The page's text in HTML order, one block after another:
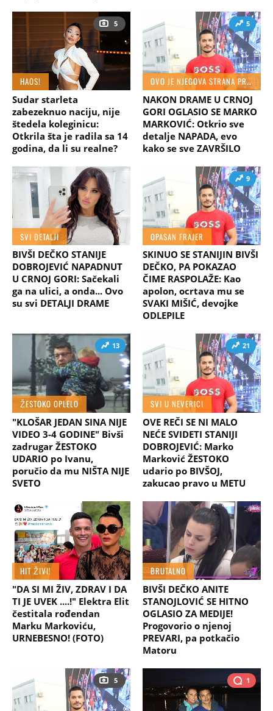
5
HAOS!
Sudar starleta
zabezeknuo naciju, nije
štedela koleginicu:
Otkrila šta je radila sa 14
godina, da li su realne?
5
OVO JE NJEGOVA STRANA PRIČE
NAKON DRAME U CRNOJ
GORI OGLASIO SE MARKO
MARKOVIĆ: Otkrio sve
detalje NAPADA, evo
kako se sve ZAVRŠILO
SVI DETALJI
BIVŠI DEČKO STANIJE
DOBROJEVIĆ NAPADNUT
U CRNOJ GORI: Sačekali
ga na ulici, a onda... Ovo
su svi DETALJI DRAME
9
OPASAN FRAJER
SKINUO SE STANIJIN BIVŠI
DEČKO, PA POKAZAO
ČIME RASPOLAŽE: Kao
apolon, ocrtava mu se
SVAKI MIŠIĆ, devojke
ODLEPILE
13
ŽESTOKO OPLELO
"KLOŠAR JEDAN SINA NIJE
VIDEO 3-4 GODINE" Bivši
zadrugar ŽESTOKO
UDARIO po Ivanu,
poručio da mu NIŠTA NIJE
SVETO
21
SVI U NEVERICI
OVE REČI SE NI MALO
NEĆE SVIDETI STANIJI
DOBROJEVIĆ: Marko
Marković ŽESTOKO
udario po BIVŠOJ,
zakucao pravo u METU
HIT ŽIVI!
"DA SI MI ŽIV, ZDRAV I DA
TI JE UVEK ....!" Elektra Elit
čestitala rođendan
Marku Markoviću,
URNEBESNO! (FOTO)
BRUTALNO
BIVŠI DEČKO ANITE
STANOJLOVIĆ SE HITNO
OGLASIO ZA MEDIJE!
Progovorio o njenoj
PREVARI, pa potkačio
Matoru
5 1